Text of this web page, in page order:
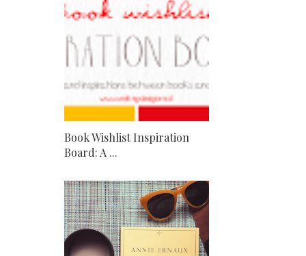
Book Wishlist Inspiration
Board: A ...